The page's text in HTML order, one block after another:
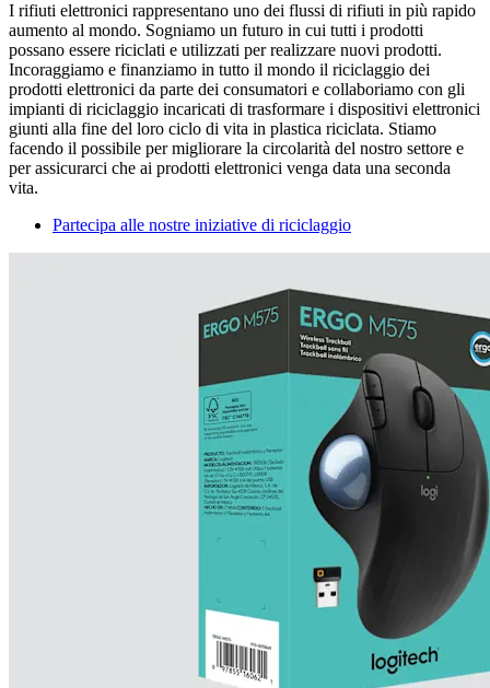
I rifiuti elettronici rappresentano uno dei flussi di rifiuti in più rapido
aumento al mondo. Sogniamo un futuro in cui tutti i prodotti
possano essere riciclati e utilizzati per realizzare nuovi prodotti.
Incoraggiamo e finanziamo in tutto il mondo il riciclaggio dei
prodotti elettronici da parte dei consumatori e collaboriamo con gli
impianti di riciclaggio incaricati di trasformare i dispositivi elettronici
giunti alla fine del loro ciclo di vita in plastica riciclata. Stiamo
facendo il possibile per migliorare la circolarità del nostro settore e
per assicurarci che ai prodotti elettronici venga data una seconda
vita.
Partecipa alle nostre iniziative di riciclaggio